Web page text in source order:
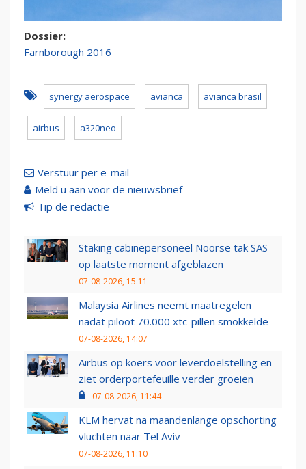
Dossier:
Farnborough 2016
synergy aerospace avianca avianca brasil
airbus a320neo
Verstuur per e-mail
Meld u aan voor de nieuwsbrief
Tip de redactie
Staking cabinepersoneel Noorse tak SAS
op laatste moment afgeblazen
07-08-2026, 15:11
Malaysia Airlines neemt maatregelen
nadat piloot 70.000 xtc-pillen smokkelde
07-08-2026, 14:07
Airbus op koers voor leverdoelstelling en
ziet orderportefeuille verder groeien
07-08-2026, 11:44
KLM hervat na maandenlange opschorting
vluchten naar Tel Aviv
07-08-2026, 11:10